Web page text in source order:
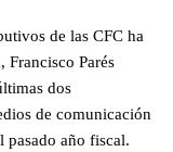
de las CFC ha
Francisco Parés
dos
de comunicación
pasado año fiscal.